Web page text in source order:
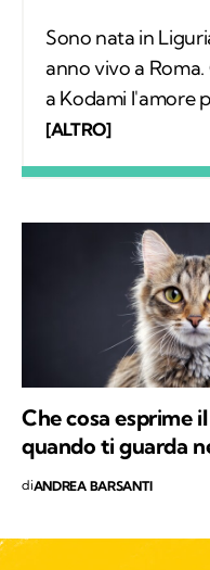
Sono nata in
anno vivo a
a Kodami l'amore
un lavoro
libero tanti libri,
continua
[ALTRO]
Che cosa esprime
quando ti guarda
diANDREA BARSANTI